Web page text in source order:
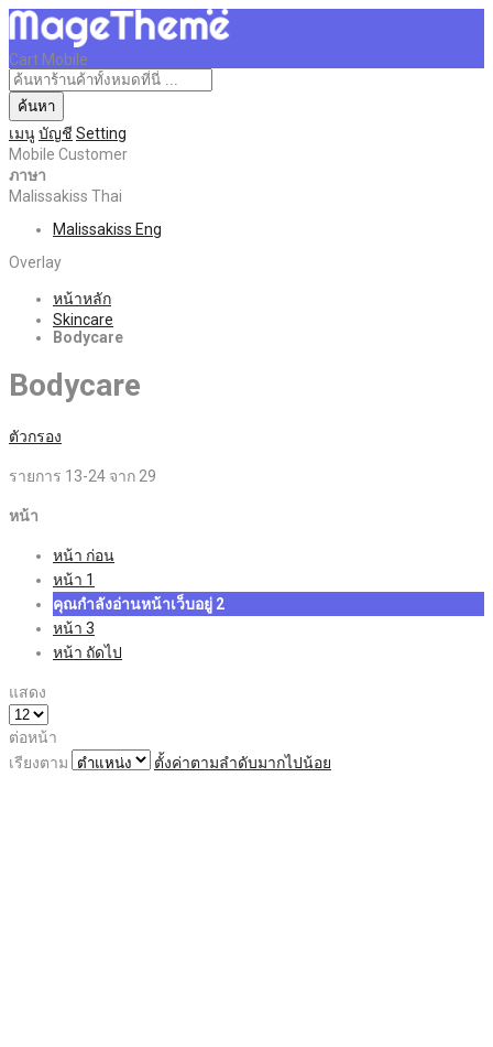
Cart Mobile
ค้นหา
เมนูบัญชี Setting
Mobile Customer
ภาษา
Malissakiss Thai
Malissakiss Eng
Overlay
หน้าหลัก
Skincare
Bodycare
Bodycare
ตัวกรอง
รายการ 13-24 จาก 29
หน้า
หน้า ก่อน
หน้า 1
คุณกำลังอ่านหน้าเว็บอยู่ 2
หน้า 3
หน้า ถัดไป
แสดง
ต่อหน้า
เรียงตาม
ตั้งค่าตามลำดับมากไปน้อย